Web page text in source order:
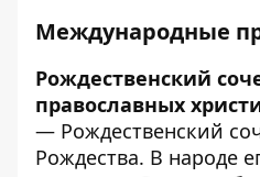
Международные
Рождественский
православных
— Рождественский
Рождества. В народе